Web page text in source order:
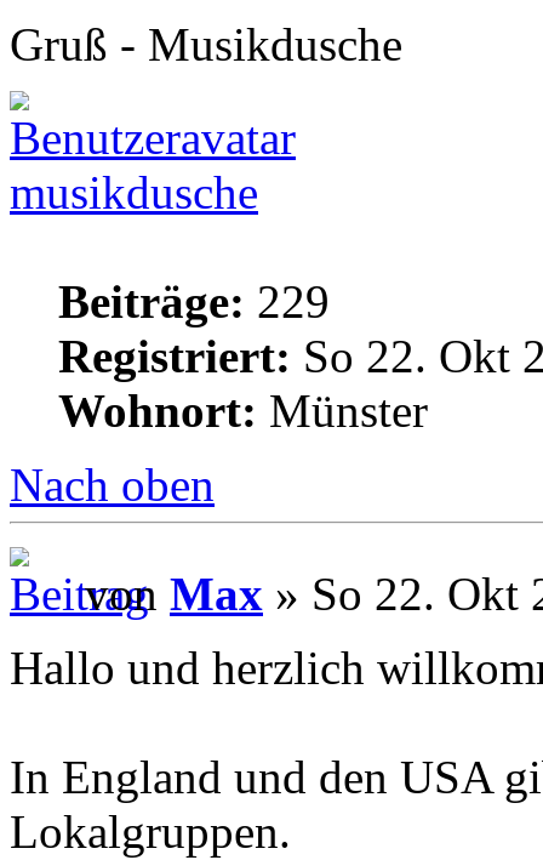
Gruß - Musikdusche
musikdusche
Beiträge: 229
Registriert: So 22. Okt
Wohnort: Münster
Nach oben
von Max » So 22. Okt
Hallo und herzlich
In England und den USA
Lokalgruppen.